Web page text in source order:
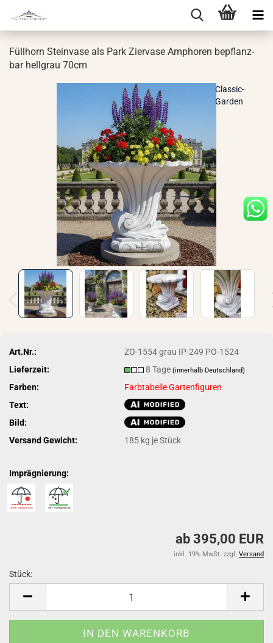
Füll­horn Stein­va­se als Park Zier­va­se Am­pho­ren be­pflanz­
bar hell­grau 70cm
Classic-
Garden
Art.Nr.:
ZO-1554 grau IP-249 PO-1524
Lieferzeit:
8 Tage(innerhalb Deutschland)
Farben:
Farbtabelle Gartenfiguren
Text:
Bild:
Versand Gewicht:
185 kg je Stück
Imprägnierung:
ab 395,00 EUR
inkl. 19% MwSt. zzgl. Versand
Stück: